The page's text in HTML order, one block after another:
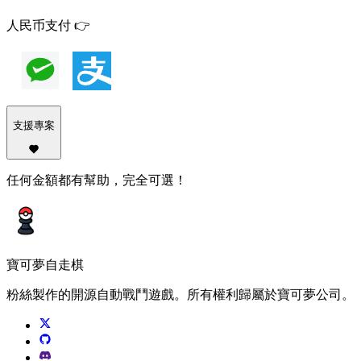
人民币支付 👉
支援專案
任何金額都有幫助，完全可選！
寶可夢自走棋
粉絲製作的開源自動戰鬥遊戲。所有權利歸屬於寶可夢公司。